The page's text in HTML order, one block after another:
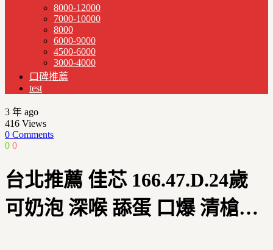
8000-12000
7000-10000
8000
6000-9000
4500-6000
3000-4000
口碑推薦
test
3 年 ago
416 Views
0 Comments
0 0
台北推薦 佳芯 166.47.D.24歲
可奶泡 深喉 舔蛋 口爆 清槍…